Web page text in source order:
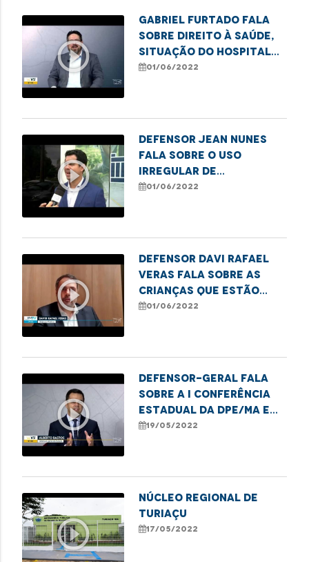
play_circle_outline
Gabriel Furtado fala
sobre direito à saúde,
situação do Hospital
da Criança, dentre
01/06/2022
play_circle_outline
Defensor Jean Nunes
fala sobre o uso
irregular de
agrotóxicos no
01/06/2022
play_circle_outline
Defensor Davi Rafael
Veras fala sobre as
crianças que estão
enfrentando
01/06/2022
play_circle_outline
Defensor-geral fala
sobre a I Conferência
Estadual da DPE/MA e
destaca avanços e
19/05/2022
play_circle_outline
NÚCLEO REGIONAL DE
TURIAÇU
17/05/2022